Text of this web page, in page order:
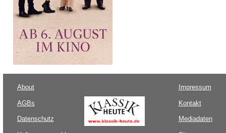
About
AGBs
Datenschutz
Impressum
Kontakt
Mediadaten